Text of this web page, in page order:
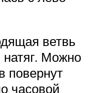
ветвь
Можно
повернут
часовой